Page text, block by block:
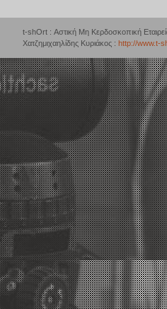
t-shOrt : Αστική Μη Κερδοσκοπική
Χατζημιχαηλίδης Κυριάκος : http://www.t-